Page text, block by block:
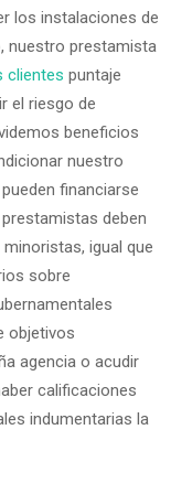
los instalaciones de
nuestro prestamista
clientes puntaje
el riesgo de
beneficios
nuestro
financiarse
deben
igual que
sobre
objetivos
agencia o acudir
calificaciones
indumentarias la